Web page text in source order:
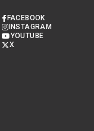
FACEBOOK
INSTAGRAM
YOUTUBE
X